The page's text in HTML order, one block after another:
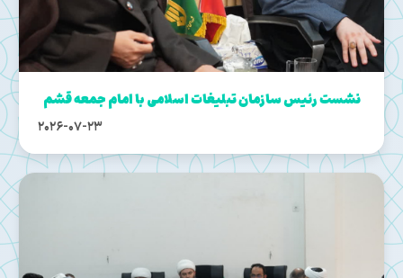
نشست رئیس سازمان تبلیغات اسلامی با امام جمعه قشم
2026-07-23